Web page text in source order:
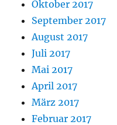
Oktober 2017
September 2017
August 2017
Juli 2017
Mai 2017
April 2017
März 2017
Februar 2017